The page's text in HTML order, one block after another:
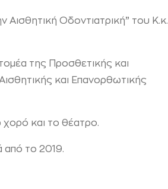
Οδοντιατρική” του Κ.κ.
της Προσθετικής και
και Επανορθωτικής
χορό και το θέατρο.
από το 2019.